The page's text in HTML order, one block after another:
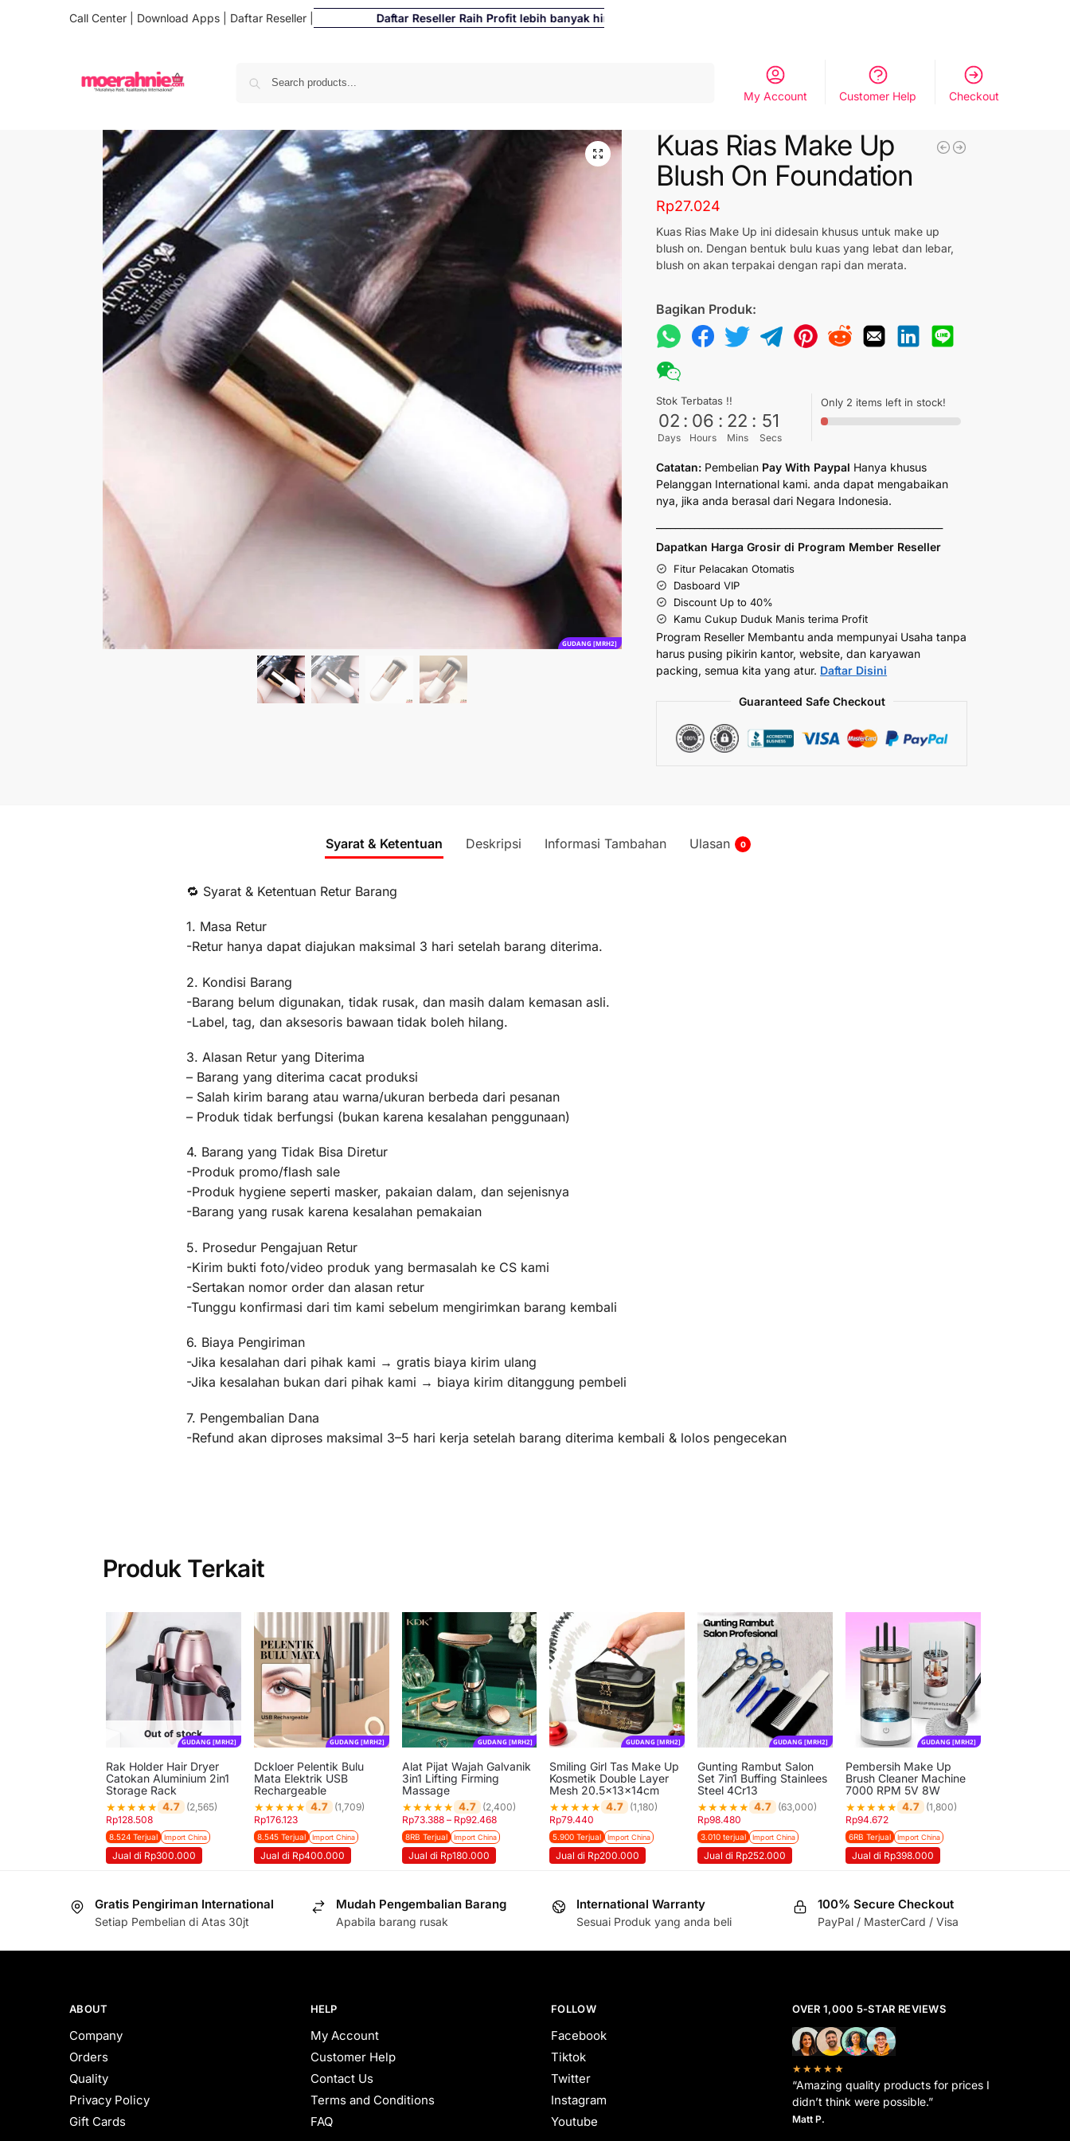
Call Center Download Apps Daftar Reseller Daftar Reseller Raih Profit lebih banyak hingga 500%
My Account Customer Help Checkout
GUDANG [MRH2]
Kuas Rias Make Up
Blush On Foundation
Rp27.024
Kuas Rias Make Up ini didesain khusus untuk make up
blush on. Dengan bentuk bulu kuas yang lebat dan lebar,
blush on akan terpakai dengan rapi dan merata.
Bagikan Produk:
Stok Terbatas !!
02
Days
: 06
Hours
: 22
Mins
: 50
Secs
Only 2 items left in stock!
Catatan: Pembelian Pay With Paypal Hanya khusus
Pelanggan International kami. anda dapat mengabaikan
nya, jika anda berasal dari Negara Indonesia.
Dapatkan Harga Grosir di Program Member Reseller
Fitur Pelacakan Otomatis
Dasboard VIP
Discount Up to 40%
Kamu Cukup Duduk Manis terima Profit
Program Reseller Membantu anda mempunyai Usaha tanpa
harus pusing pikirin kantor, website, dan karyawan
packing, semua kita yang atur. Daftar Disini
Guaranteed Safe Checkout
Syarat & Ketentuan Deskripsi Informasi Tambahan Ulasan 0
🔁 Syarat & Ketentuan Retur Barang
1. Masa Retur
-Retur hanya dapat diajukan maksimal 3 hari setelah barang diterima.
2. Kondisi Barang
-Barang belum digunakan, tidak rusak, dan masih dalam kemasan asli.
-Label, tag, dan aksesoris bawaan tidak boleh hilang.
3. Alasan Retur yang Diterima
– Barang yang diterima cacat produksi
– Salah kirim barang atau warna/ukuran berbeda dari pesanan
– Produk tidak berfungsi (bukan karena kesalahan penggunaan)
4. Barang yang Tidak Bisa Diretur
-Produk promo/flash sale
-Produk hygiene seperti masker, pakaian dalam, dan sejenisnya
-Barang yang rusak karena kesalahan pemakaian
5. Prosedur Pengajuan Retur
-Kirim bukti foto/video produk yang bermasalah ke CS kami
-Sertakan nomor order dan alasan retur
-Tunggu konfirmasi dari tim kami sebelum mengirimkan barang kembali
6. Biaya Pengiriman
-Jika kesalahan dari pihak kami → gratis biaya kirim ulang
-Jika kesalahan bukan dari pihak kami → biaya kirim ditanggung pembeli
7. Pengembalian Dana
-Refund akan diproses maksimal 3–5 hari kerja setelah barang diterima kembali & lolos pengecekan
Produk Terkait
Out of stock
GUDANG [MRH2]
Rak Holder Hair Dryer
Catokan Aluminium 2in1
Storage Rack
★★★★★ 4.7
(2,565)
Rp128.508
8.524 Terjual Import China
Jual di Rp300.000
GUDANG [MRH2]
Dckloer Pelentik Bulu
Mata Elektrik USB
Rechargeable
★★★★★ 4.7
(1,709)
Rp176.123
8.545 Terjual Import China
Jual di Rp400.000
GUDANG [MRH2]
Alat Pijat Wajah Galvanik
3in1 Lifting Firming
Massage
★★★★★ 4.7
(2,400)
Rp73.388 – Rp92.468
8RB Terjual Import China
Jual di Rp180.000
GUDANG [MRH2]
Smiling Girl Tas Make Up
Kosmetik Double Layer
Mesh 20.5x13x14cm
★★★★★ 4.7 (1,180)
Rp79.440
5.900 Terjual Import China
Jual di Rp200.000
GUDANG [MRH2]
Gunting Rambut Salon
Set 7in1 Buffing Stainlees
Steel 4Cr13
★★★★★ 4.7 (63,000)
Rp98.480
3.010 terjual Import China
Jual di Rp252.000
GUDANG [MRH2]
Pembersih Make Up
Brush Cleaner Machine
7000 RPM 5V 8W
★★★★★ 4.7
(1,800)
Rp94.672
6RB Terjual Import China
Jual di Rp398.000
Gratis Pengiriman International
Setiap Pembelian di Atas 30jt
Mudah Pengembalian Barang
Apabila barang rusak
International Warranty
Sesuai Produk yang anda beli
100% Secure Checkout
PayPal / MasterCard / Visa
ABOUT
Company
Orders
Quality
Privacy Policy
Gift Cards
HELP
My Account
Customer Help
Contact Us
Terms and Conditions
FAQ
FOLLOW
Facebook
Tiktok
Twitter
Instagram
Youtube
OVER 1,000 5-STAR REVIEWS
★★★★★
“Amazing quality products for prices I
didn’t think were possible.”
Matt P.